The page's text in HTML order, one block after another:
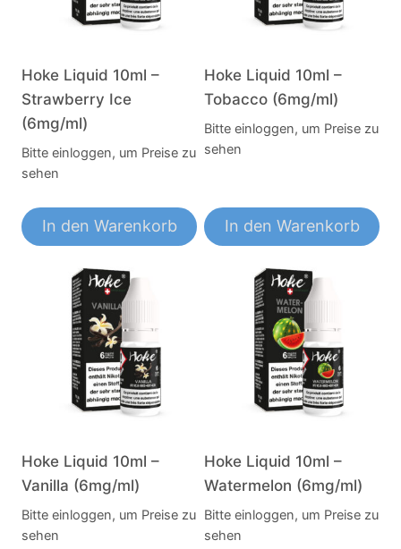
Hoke Liquid 10ml –
Strawberry Ice
(6mg/ml)
Bitte einloggen, um Preise zu
sehen
In den Warenkorb
Hoke Liquid 10ml –
Tobacco (6mg/ml)
Bitte einloggen, um Preise zu
sehen
In den Warenkorb
Hoke Liquid 10ml –
Vanilla (6mg/ml)
Bitte einloggen, um Preise zu
sehen
Hoke Liquid 10ml –
Watermelon (6mg/ml)
Bitte einloggen, um Preise zu
sehen